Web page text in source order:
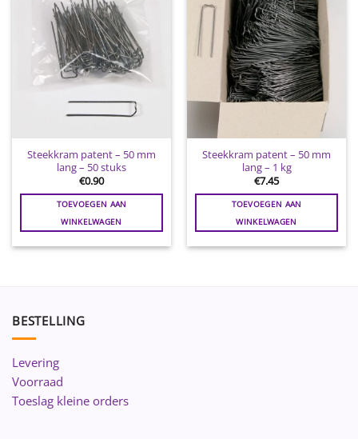
Steekkram patent – 50 mm
lang – 50 stuks
€0.90
TOEVOEGEN AAN
WINKELWAGEN
Steekkram patent – 50 mm
lang – 1 kg
€7.45
TOEVOEGEN AAN
WINKELWAGEN
BESTELLING
Levering
Voorraad
Toeslag kleine orders